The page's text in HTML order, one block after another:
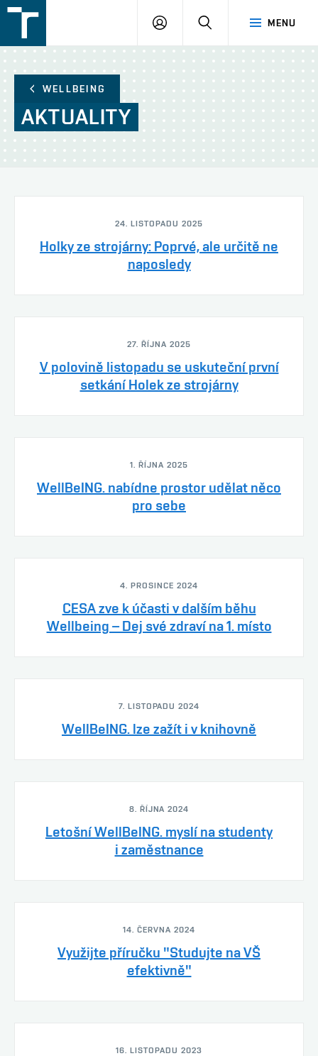
v
Brně
MENU
PŘIHLÁŠENÍ
WELLBEING
AKTUALITY
24. LISTOPADU 2025
Holky ze strojárny: Poprvé, ale určitě ne
naposledy
27. ŘÍJNA 2025
V polovině listopadu se uskuteční první
setkání Holek ze strojárny
1. ŘÍJNA 2025
WellBeING. nabídne prostor udělat něco
pro sebe
4. PROSINCE 2024
CESA zve k účasti v dalším běhu
Wellbeing – Dej své zdraví na 1. místo
7. LISTOPADU 2024
WellBeING. lze zažít i v knihovně
8. ŘÍJNA 2024
Letošní WellBeING. myslí na studenty
i zaměstnance
14. ČERVNA 2024
Využijte příručku "Studujte na VŠ
efektivně"
16. LISTOPADU 2023